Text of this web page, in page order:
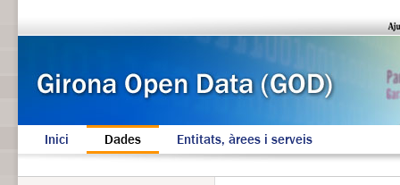
Inici Dades Entitats, àrees i serveis